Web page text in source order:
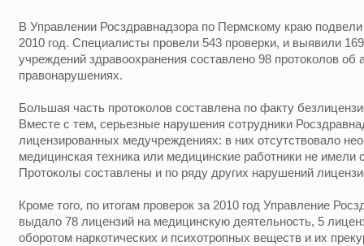
В Управлении Росздравнадзора по Пермскому краю подвели
2010 год. Специалисты провели 543 проверки, и выявили
учреждений здравоохранения составлено 98 протоколов об
правонарушениях.
Большая часть протоколов составлена по факту
Вместе с тем, серьезные нарушения сотрудники
лицензированных медучреждениях: в них отсутствовало
медицинская техника или медицинские работники не
Протоколы составлены и по ряду других нарушений
Кроме того, по итогам проверок за 2010 год Управление
выдало 78 лицензий на медицинскую деятельность, 5
оборотом наркотических и психотропных веществ и их